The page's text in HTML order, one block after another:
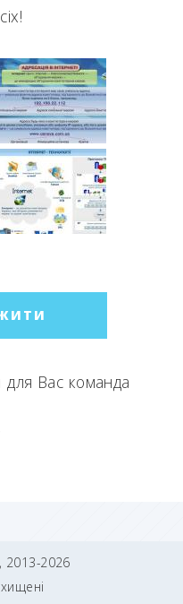
для Вас команда
2026